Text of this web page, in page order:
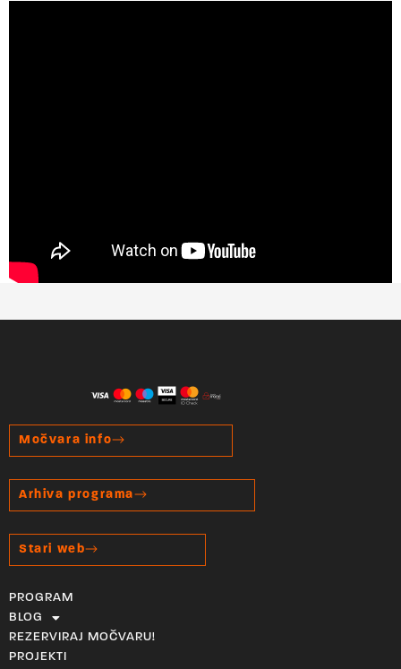
Močvara info
Arhiva programa
Stari web
PROGRAM
BLOG
REZERVIRAJ MOČVARU!
PROJEKTI